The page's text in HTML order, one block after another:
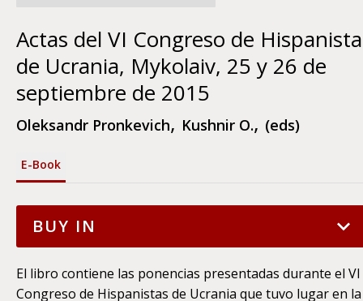
Actas del VI Congreso de
de Ucrania, Mykolaiv, 25 y 26 de
septiembre de 2015
Oleksandr Pronkevich, Kushnir O., (eds)
Е-Book
BUY IN
Astrolabium mobile app (for Android) 3.91$
El libro contiene las ponencias presentadas durante el VI
Congreso de Hispanistas de Ucrania que tuvo lugar en la